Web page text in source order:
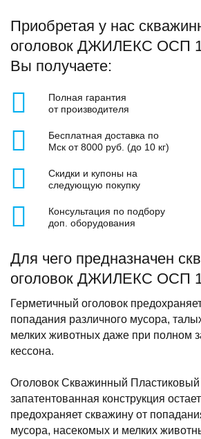
Приобретая у нас
оголовок ДЖИЛЕКС ОСП
Вы получаете:
Полная гарантия
от производителя
Бесплатная доставка по
Мск от 8000 руб. (до 10 кг)
Скидки и купоны на
следующую покупку
Консультация по подбору
доп. оборудования
Для чего предназначен
оголовок ДЖИЛЕКС ОСП
Герметичный оголовок
попадания различного мусора,
мелких животных даже при полном
кессона.
Оголовок Скважинный
запатентованная конструкция
предохраняет скважину от
мусора, насекомых и мелких